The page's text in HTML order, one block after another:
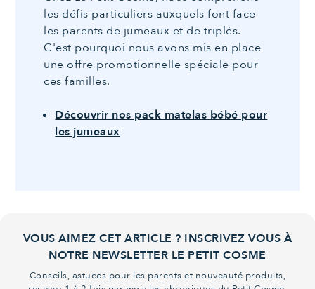
les défis particuliers auxquels font face
les parents de jumeaux et de triplés.
C'est pourquoi nous avons mis en place
une offre promotionnelle spéciale pour
ces familles.
Découvrir nos pack matelas bébé pour
les jumeaux
VOUS AIMEZ CET ARTICLE ? INSCRIVEZ VOUS À
NOTRE NEWSLETTER LE PETIT COSME
Conseils, astuces pour les parents et nouveauté produits,